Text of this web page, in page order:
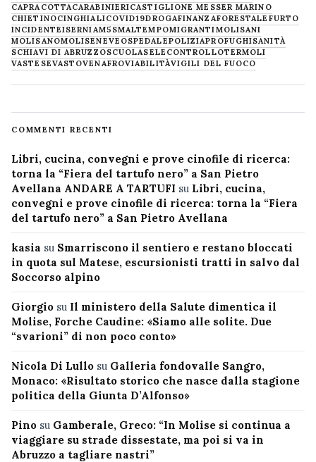
CAPRACOTTACARABINIERICASTIGLIONE MESSER MARINO
CHIETINOCINGHIALICOVID19DROGAFINANZAFORESTALE FURTO
INCIDENTEISERNIAM5SMALTEMPOMIGRANTIMOLISANI
MOLISANOMOLISENEVE OSPEDALEPOLIZIAPROFUGHISANITÀ
SCHIAVI DI ABRUZZOSCUOLASELECONTROLLOTERMOLI
VASTESEVASTOVENAFROVIABILITÀVIGILI DEL FUOCO
COMMENTI RECENTI
Libri, cucina, convegni e prove cinofile di ricerca:
torna la “Fiera del tartufo nero” a San Pietro
Avellana ANDARE A TARTUFI su Libri, cucina,
convegni e prove cinofile di ricerca: torna la “Fiera
del tartufo nero” a San Pietro Avellana
kasia su Smarriscono il sentiero e restano bloccati
in quota sul Matese, escursionisti tratti in salvo dal
Soccorso alpino
Giorgio su Il ministero della Salute dimentica il
Molise, Forche Caudine: «Siamo alle solite. Due
“svarioni” di non poco conto»
Nicola Di Lullo su Galleria fondovalle Sangro,
Monaco: «Risultato storico che nasce dalla stagione
politica della Giunta D’Alfonso»
Pino su Gamberale, Greco: “In Molise si continua a
viaggiare su strade dissestate, ma poi si va in
Abruzzo a tagliare nastri”